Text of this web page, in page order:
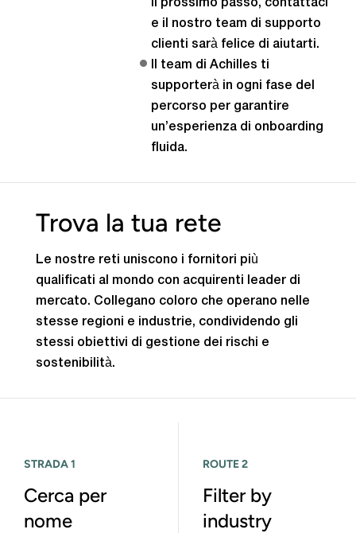
il prossimo passo, contattaci
e il nostro team di supporto
clienti sarà felice di aiutarti.
Il team di Achilles ti
supporterà in ogni fase del
percorso per garantire
un’esperienza di onboarding
fluida.
Trova la tua rete
Le nostre reti uniscono i fornitori più
qualificati al mondo con acquirenti leader di
mercato. Collegano coloro che operano nelle
stesse regioni e industrie, condividendo gli
stessi obiettivi di gestione dei rischi e
sostenibilità.
STRADA 1
Cerca per
nome
ROUTE 2
Filter by
industry